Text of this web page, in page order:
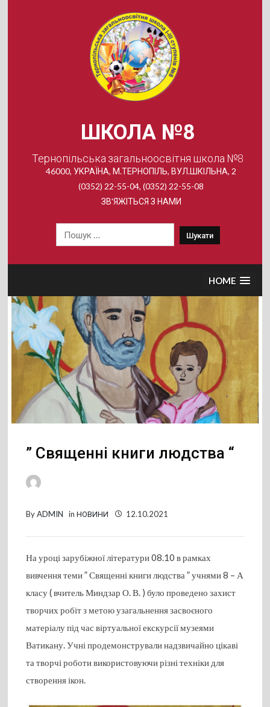
ШКОЛА №8
Тернопільська загальноосвітня школа №8
46000, УКРАЇНА, М.ТЕРНОПІЛЬ, ВУЛ.ШКІЛЬНА, 2
(0352) 22-55-04, (0352) 22-55-08
ЗВ'ЯЖІТЬСЯ З НАМИ
HOME
” Священні книги людства “
ByADMIN inНОВИНИ 12.10.2021
На уроці зарубіжної літератури 08.10 в рамках
вивчення теми ” Священні книги людства ” учнями 8 – А
класу ( вчитель Миндзар О. В. ) було проведено захист
творчих робіт з метою узагальнення засвоєного
матеріалу під час віртуальної екскурсії музеями
Ватикану. Учні продемонстрували надзвичайно цікаві
та творчі роботи використовуючи різні техніки для
створення ікон.